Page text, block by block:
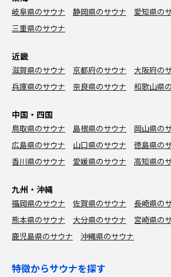
岐阜県のサウナ 静岡県のサウナ
愛知県の
三重県のサウナ
近畿
滋賀県のサウナ 京都府のサウナ
大阪府の
兵庫県のサウナ
奈良県のサウナ 和歌山県
中国・四国
鳥取県のサウナ 島根県のサウナ
岡山県の
広島県のサウナ
山口県のサウナ
徳島県の
香川県のサウナ
愛媛県のサウナ 高知県の
九州・沖縄
福岡県のサウナ 佐賀県のサウナ
長崎県の
熊本県のサウナ
大分県のサウナ
宮崎県の
鹿児島県のサウナ
沖縄県のサウナ
特徴からサウナを探す